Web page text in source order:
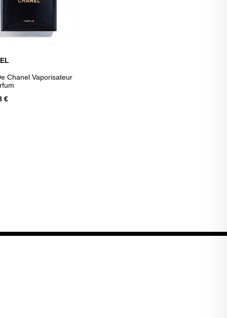
AU PANIER
Chanel Vaporisateur
€